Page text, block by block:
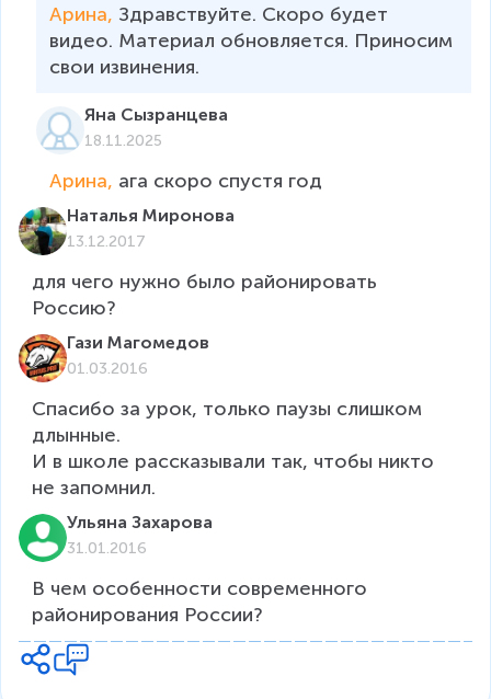
Арина, Здравствуйте. Скоро будет
видео. Материал обновляется. Приносим
свои извинения.
Яна Сызранцева
18.11.2025
Арина, ага скоро спустя год
Наталья Миронова
13.12.2017
для чего нужно было районировать
Россию?
Гази Магомедов
01.03.2016
Спасибо за урок, только паузы слишком
длынные.
И в школе рассказывали так, чтобы никто
не запомнил.
Ульяна Захарова
31.01.2016
В чем особенности современного
районирования России?